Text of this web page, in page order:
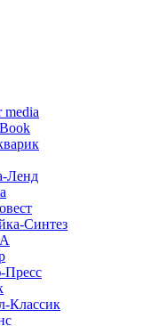
media
Ленд
Синтез
Пресс
Классик